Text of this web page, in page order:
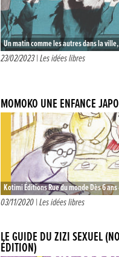
Un matin comme les autres dans la
réveil les habitants se rendent compte
23/02/2023 |Les idées libres
MOMOKO UNE ENFANCE
Kotimi Éditions Rue du monde Dès 6
Soyez les bienvenu.e.s dans le
03/11/2020 |Les idées libres
LE GUIDE DU ZIZI SEXUEL
ÉDITION)